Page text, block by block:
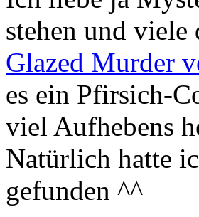
stehen und viele
Glazed Murder
es ein Pfirsich-
viel Aufhebens
Natürlich hatte
gefunden ^^